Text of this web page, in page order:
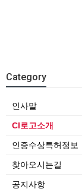
Category
인사말
CI로고소개
인증수상특허정보
찾아오시는길
공지사항